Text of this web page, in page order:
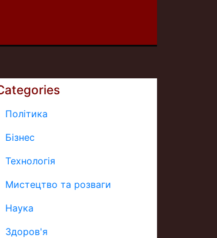
Політика
Бізнес
Технологія
Мистецтво та розваги
Наука
Здоров'я